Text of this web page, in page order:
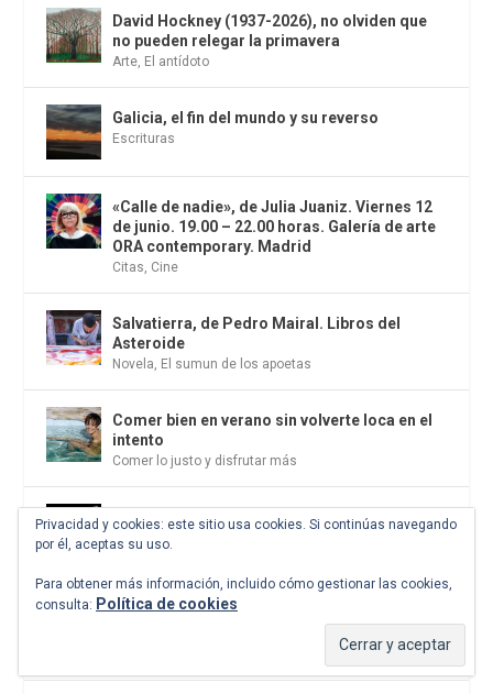
David Hockney (1937-2026), no olviden que
no pueden relegar la primavera
Arte, El antídoto
Galicia, el fin del mundo y su reverso
Escrituras
«Calle de nadie», de Julia Juaniz. Viernes 12
de junio. 19.00 – 22.00 horas. Galería de arte
ORA contemporary. Madrid
Citas, Cine
Salvatierra, de Pedro Mairal. Libros del
Asteroide
Novela, El sumun de los apoetas
Comer bien en verano sin volverte loca en el
intento
Comer lo justo y disfrutar más
El culto a la belleza. Hasta el 8 de noviembre
de 2026. CCCB. Barcelona
Bernini y los Barberini. Palazzo Barberini.
Privacidad y cookies: este sitio usa cookies. Si continúas navegando
por él, aceptas su uso.
Para obtener más información, incluido cómo gestionar las cookies,
consulta: Política de cookies